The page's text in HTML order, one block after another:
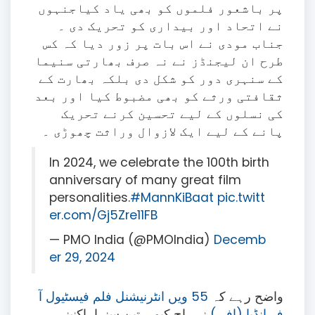
پر باشعور فلموں کو بھی یاد کیاجنہوں
نے اتحاد اور بیداری کو تحریک دی ۔
جناب مودی نے اس بات پر زور دیا کہ کس
طرح ان لیجنڈز نے نہ صرف بھارتی سنیما
کے سنہری دور کو شکل دی بلکہ بھارت کے
ثقافتی ورثے کو بھی مضبوط کیا اور بعد
کی نسلوں کے لیے تحسین کرنے تحریک
پانے کے لیے ایک لازوال وراثت چھوڑی ۔
In 2024, we celebrate the 100th birth
anniversary of many great film
personalities.#MannKiBaat pic.twitt
er.com/Gj5Zre11FB
— PMO India (@PMOIndia) Decemb
er 29, 2024
واضح رہے کہ
55 ویں انٹرنیشنل فلم فیسٹیول آ